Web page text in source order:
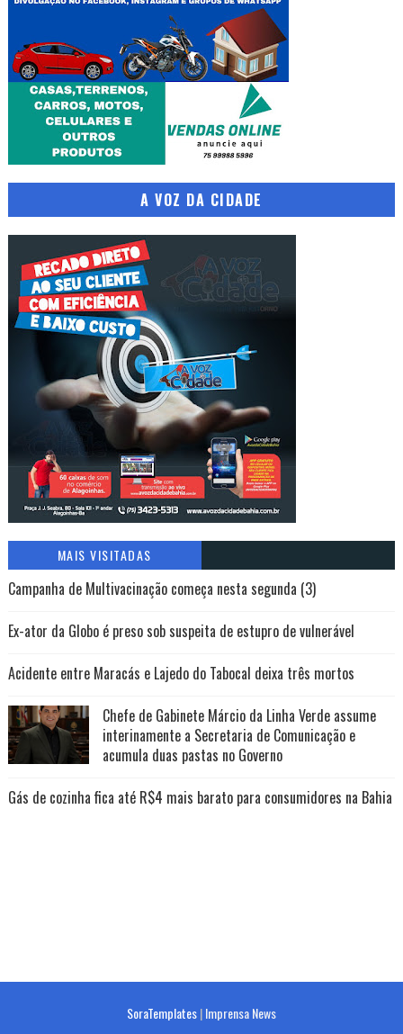
A VOZ DA CIDADE
MAIS VISITADAS
Campanha de Multivacinação começa nesta segunda (3)
Ex-ator da Globo é preso sob suspeita de estupro de vulnerável
Acidente entre Maracás e Lajedo do Tabocal deixa três mortos
Chefe de Gabinete Márcio da Linha Verde assume
interinamente a Secretaria de Comunicação e
acumula duas pastas no Governo
Gás de cozinha fica até R$4 mais barato para consumidores na Bahia
SoraTemplates|Imprensa News